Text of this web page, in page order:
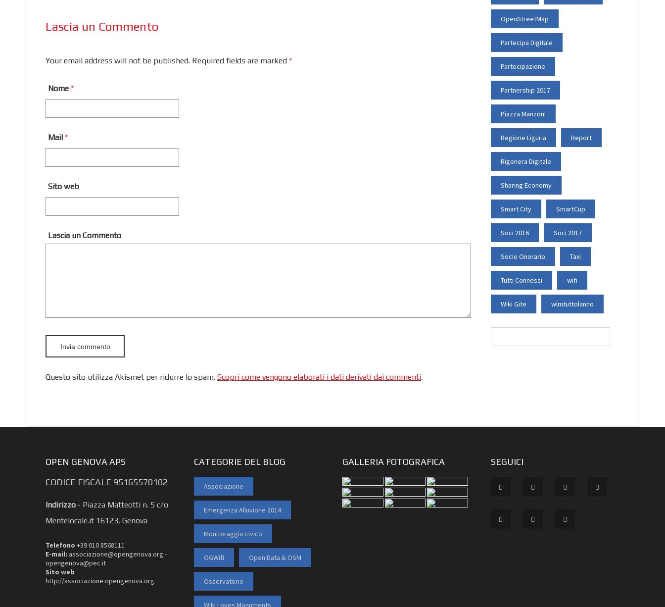
Lascia un Commento
Your email address will not be published. Required fields are marked *
Nome *
Mail *
Sito web
Lascia un Commento
Questo sito utilizza Akismet per ridurre lo spam. Scopri come vengono elaborati i dati derivati dai commenti.
OpenStreetMap
Partecipa Digitale
Partecipazione
Partnership 2017
Piazza Manzoni
Regione Liguria Report
Rigenera Digitale
Sharing Economy
Smart City SmartCup
Soci 2016 Soci 2017
Socio Onorario Taxi
Tutti Connessi wifi
Wiki Gite wlmtuttolanno
Ricerca
OPEN GENOVA APS
CODICE FISCALE 95165570102
Indirizzo - Piazza Matteotti n. 5 c/o
Mentelocale.it 16123, Genova
Telefono +39 010 8568111
E-mail: associazione@opengenova.org -
opengenova@pec.it
Sito web
http://associazione.opengenova.org
CATEGORIE DEL BLOG
Associazione
Emergenza Alluvione 2014
Monitoraggio civico
OGWifi Open Data & OSM
Osservatorio
Wiki Loves Monuments
GALLERIA FOTOGRAFICA SEGUICI